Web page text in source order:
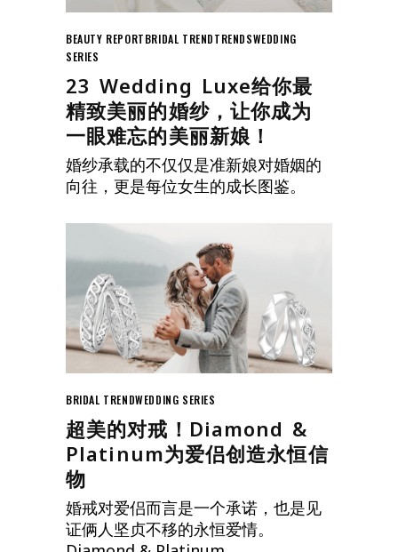
BEAUTY REPORTBRIDAL TRENDTRENDSWEDDING
SERIES
23 Wedding Luxe给你最
精致美丽的婚纱，让你成为
一眼难忘的美丽新娘！
婚纱承载的不仅仅是准新娘对婚姻的
向往，更是每位女生的成长图鉴。
BRIDAL TRENDWEDDING SERIES
超美的对戒！Diamond &
Platinum为爱侣创造永恒信
物
婚戒对爱侣而言是一个承诺，也是见
证俩人坚贞不移的永恒爱情。